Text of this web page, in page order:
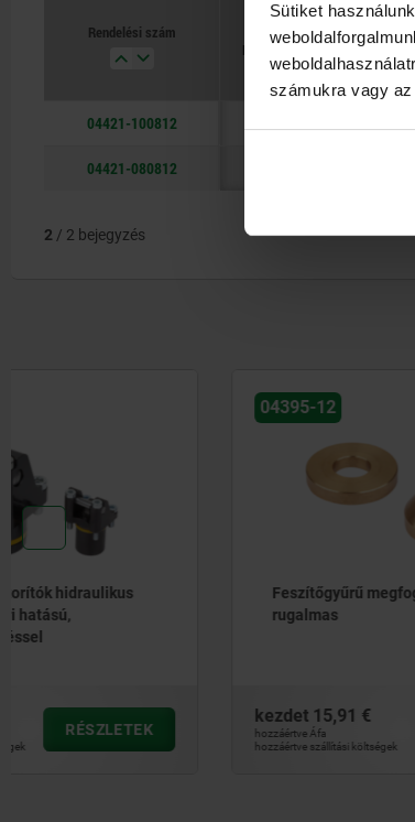
Sütiket
számukra vagy
Rendelési szám
Elmozduási úthossz
04421-100812
04421-080812
2 / 2 bejegyzés
Feszítőgyűrű megfogótüskékhez,
rugalmas
kezdet
hozzáértve Áfa
hozzáértve szállítási költségek
RÉSZLETEK